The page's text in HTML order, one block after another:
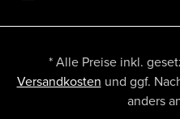
* Alle Preise inkl.
Versandkosten und ggf.
anders